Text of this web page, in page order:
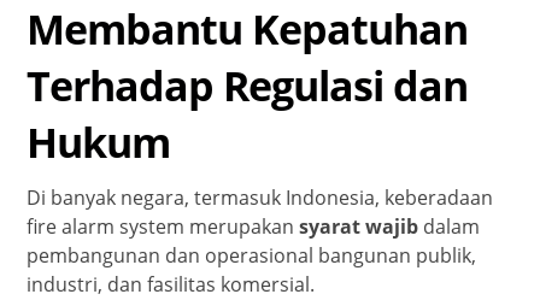
Membantu Kepatuhan
Terhadap Regulasi dan
Hukum
Di banyak negara, termasuk Indonesia, keberadaan
fire alarm system merupakansyarat wajib dalam
pembangunan dan operasional bangunan publik,
industri, dan fasilitas komersial.